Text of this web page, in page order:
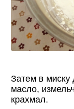
Затем в миску
масло,
крахмал.